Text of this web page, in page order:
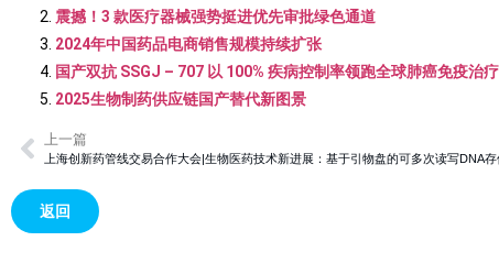
震撼！3 款医疗器械强势挺进优先审批绿色通道
2024年中国药品电商销售规模持续扩张
国产双抗 SSGJ – 707 以 100% 疾病控制率领跑全球肺癌免疫治疗
2025生物制药供应链国产替代新图景
上一篇
上海创新药管线交易合作大会|生物医药技术新进展：基于引物盘的可多次读写DNA
返回